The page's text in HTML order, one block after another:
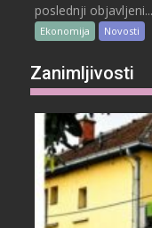
poslednji objavljeni...
Ekonomija Novosti
Zanimljivosti